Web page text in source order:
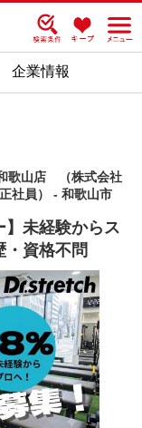
企業情報
歌山店 （株式会社
社員） - 和歌山市
】未経験からス
・資格不問